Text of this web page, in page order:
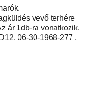
vevő terhére
ár 1db-ra vonatkozik.
06-30-1968-277 ,